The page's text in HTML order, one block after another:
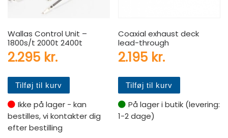
Wallas Control Unit –
1800s/t 2000t 2400t
2.295 kr.
Tilføj til kurv
Ikke på lager - kan
bestilles, vi kontakter dig
efter bestilling
Coaxial exhaust deck
lead-through
2.195 kr.
Tilføj til kurv
På lager i butik (levering:
1-2 dage)